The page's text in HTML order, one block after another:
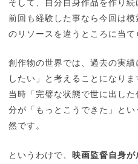
そして、自分自身作品を作り続
前回も経験した事なら今回は
のリソースを違うところに当て
創作物の世界では、過去の実
したい」と考えることになりま
当時「完璧な状態で世に出し
分が「もっとこうできた」と
然です。
というわけで、 映画監督自身が